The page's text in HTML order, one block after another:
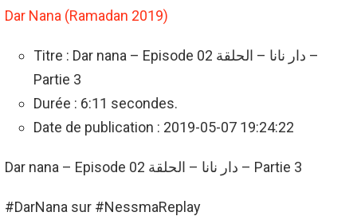
Dar Nana (Ramadan 2019)
Titre : Dar nana – Episode 02 دار نانا – الحلقة –
Partie 3
Durée : 6:11 secondes.
Date de publication : 2019-05-07 19:24:22
Dar nana – Episode 02 دار نانا – الحلقة – Partie 3
#DarNana sur #NessmaReplay